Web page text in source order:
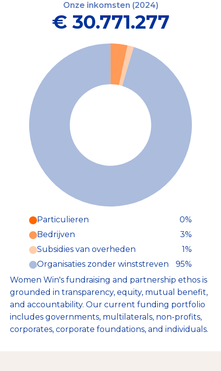
Onze inkomsten (2024)
€ 30.771.277
Particulieren (0%)
Deze inkomsten zijn als volgt
onderverdeeld:
Particulieren
0%
Bedrijven
3%
Subsidies van overheden
1%
Organisaties zonder winststreven
95%
Women Win's fundraising and partnership ethos is
grounded in transparency, equity, mutual benefit,
and accountability. Our current funding portfolio
includes governments, multilaterals, non-profits,
corporates, corporate foundations, and individuals.